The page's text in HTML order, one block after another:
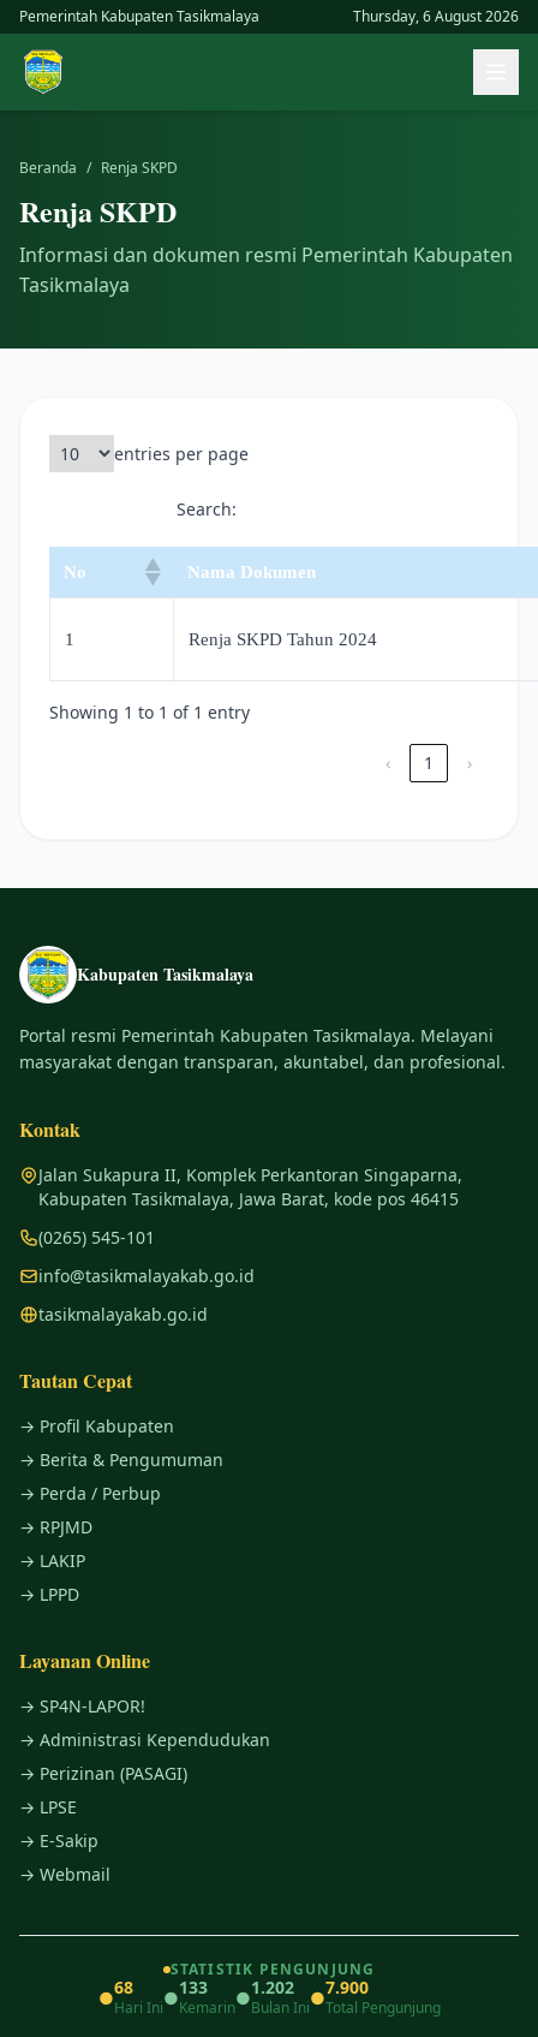
Skip
content
Pemerintah Kabupaten Tasikmalaya Thursday, 6 August 2026
Beranda / Renja SKPD
Renja SKPD
Informasi dan dokumen resmi Pemerintah Kabupaten
Tasikmalaya
entries per page
Search:
No Nama Dokumen
1 Renja SKPD Tahun 2024
Showing 1 to 1 of 1 entry
‹ 1 ›
Kabupaten Tasikmalaya
Portal resmi Pemerintah Kabupaten Tasikmalaya. Melayani
masyarakat dengan transparan, akuntabel, dan profesional.
Kontak
Jalan Sukapura II, Komplek Perkantoran Singaparna,
Kabupaten Tasikmalaya, Jawa Barat, kode pos 46415
(0265) 545-101
info@tasikmalayakab.go.id
tasikmalayakab.go.id
Tautan Cepat
→ Profil Kabupaten
→ Berita & Pengumuman
→ Perda / Perbup
→ RPJMD
→ LAKIP
→ LPPD
Layanan Online
→ SP4N-LAPOR!
→ Administrasi Kependudukan
→ Perizinan (PASAGI)
→ LPSE
→ E-Sakip
→ Webmail
STATISTIK PENGUNJUNG
●68
Hari Ini●133
Kemarin●1.202
Bulan Ini●7.900
Total Pengunjung